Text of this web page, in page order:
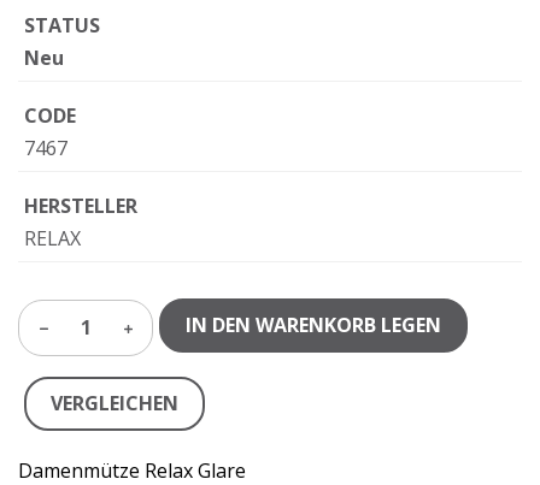
STATUS
Neu
CODE
7467
HERSTELLER
RELAX
1 IN DEN WARENKORB LEGEN
VERGLEICHEN
Damenmütze Relax Glare